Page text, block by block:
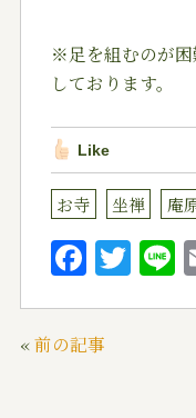
※足を組むのが困
しております。
Like
お寺 坐禅 庵
F
a
c
e
T
w
«前の記事